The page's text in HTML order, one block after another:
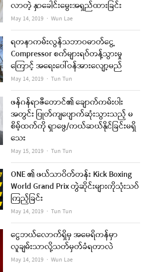
လာတဲ့ နှာခေါင်းမွေးအရှည်ထားခြင်း
May 14, 2019 Author
Wun Lae
ရတနာကမ်းလွန်သဘာဝဓာတ်ငွေ့
Compressor စက်များရပ်တန့်သွားမှု
ကြောင့် အရေးပေါ်ဝန်အားလျော့မည်
May 14, 2019 Author
Tun Tun
ဖန်ဂန်ရာဇီတောင်၏ ချောက်ကမ်းပါး
အတွင်း ပြုတ်ကျပျောက်ဆုံးသွားသည့် မ
စိမ့်ထက်ကို ရှာဖွေ/ကယ်ဆယ်နိုင်ခြင်းမရှိ
သေး
May 15, 2019 Author
Tun Tun
ONE ၏ ဖယ်သာဝိတ်တန်း Kick Boxing
World Grand Prix တွဲဆိုင်းများကိုသုံးသပ်
ကြည့်ခြင်း
May 14, 2019 Author
Tun Tun
ငွေဘယ်လောက်ရှိမှ အမေရိကန်မှာ
လူချမ်းသာလို့သတ်မှတ်ခံရတာလဲ
May 14, 2019 Author
Wun Lae